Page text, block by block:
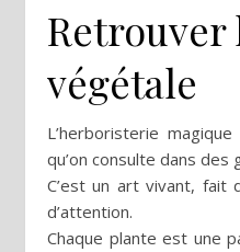
Retrouver
végétale
L’herboristerie
qu’on consulte dans des
C’est un art vivant,
d’attention.
Chaque plante est une